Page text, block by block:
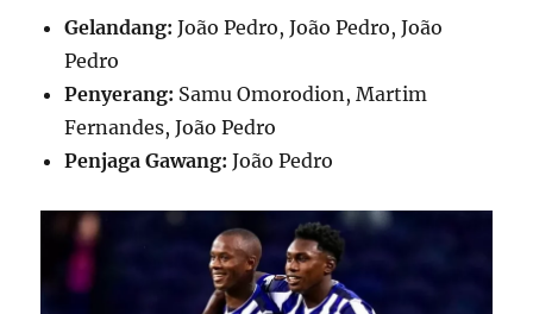
Gelandang: João Pedro, João Pedro, João
Pedro
Penyerang: Samu Omorodion, Martim
Fernandes, João Pedro
Penjaga Gawang: João Pedro